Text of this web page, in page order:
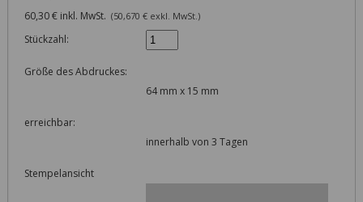
60,30 € inkl. MwSt. (50,670 € exkl. MwSt.)
Stückzahl:
Größe des Abdruckes:
64 mm x 15 mm
erreichbar:
innerhalb von 3 Tagen
Stempelansicht